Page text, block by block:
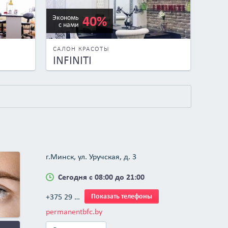
Экономь
с нами 40%
САЛОН КРАСОТЫ
INFINITI
г.Минск, ул. Уручская, д. 3
Сегодня с 08:00 до 21:00
+375 29 … Показать телефоны
permanentbfc.by